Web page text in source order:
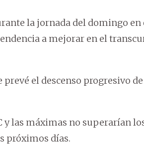
la jornada del domingo en
a mejorar en el
el descenso progresivo
las máximas no superarían los
próximos días.